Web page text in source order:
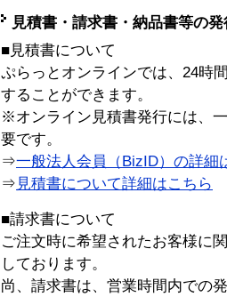
見積書・請求書・納品書等の
■見積書について
ぷらっとオンラインでは、24時
することができます。
※オンライン見積書発行には、
要です。
⇒一般法人会員（BizID）の詳細
⇒ 見積書について詳細はこちら
■請求書について
ご注文時に希望されたお客様に
しております。
尚、請求書は、営業時間内での